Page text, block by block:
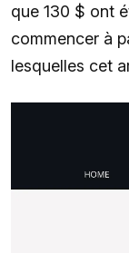
que 130 $ ont
commencer à
lesquelles cet